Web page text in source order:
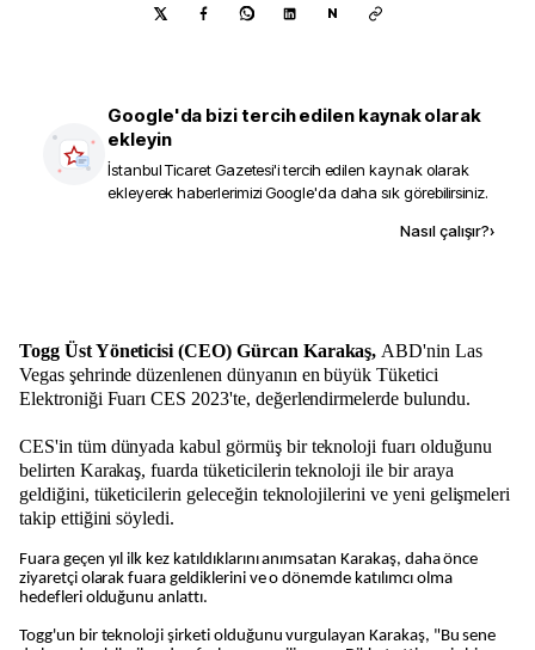
N
Google'da bizi tercih edilen kaynak olarak
ekleyin
İstanbul Ticaret Gazetesi'i tercih edilen kaynak olarak
ekleyerek haberlerimizi Google'da daha sık görebilirsiniz.
Nasıl çalışır?›
Togg Üst Yöneticisi (CEO) Gürcan Karakaş, ABD'nin Las
Vegas şehrinde düzenlenen dünyanın en büyük Tüketici
Elektroniği Fuarı CES 2023'te, değerlendirmelerde bulundu.
CES'in tüm dünyada kabul görmüş bir teknoloji fuarı olduğunu
belirten Karakaş, fuarda tüketicilerin teknoloji ile bir araya
geldiğini, tüketicilerin geleceğin teknolojilerini ve yeni gelişmeleri
takip ettiğini söyledi.
Fuara geçen yıl ilk kez katıldıklarını anımsatan Karakaş, daha önce
ziyaretçi olarak fuara geldiklerini ve o dönemde katılımcı olma
hedefleri olduğunu anlattı.
Togg'un bir teknoloji şirketi olduğunu vurgulayan Karakaş, "Bu sene